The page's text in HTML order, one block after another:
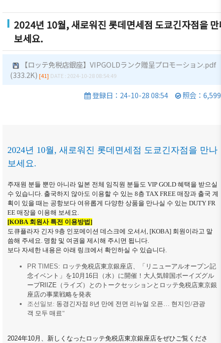
ご挨拶
設立目
的/沿革
主要事
業
東京支
部
ウェブ
アクセ
シビリ
ティ方
韓企連
会員加
入
会員権
利·義務
·特典
会員社
検索/リ
総覧
FAQ
お問い
合わせ
分科委
クラブ
（同好
会員社
お知ら
せ
インタ
ビュー/
寄稿
ベント
商情報
セミナ
イベン
スレタ
活・便
利情報
関
マップ
2024년 10월, 새로워진 롯데면세점 도쿄긴자점을
보세요.
【ロッテ免税店銀座】VIPGOLDランク贈呈プロモーション.pdf
(333.2K) [41] DATE : 2024-10-28 08:54:49
登録日：24-10-28 08:54 照会：6,599
2024년 10월, 새로워진 롯데면세점 도쿄긴자점을 만나
보세요.
주재원 분들 뿐만 아니라 일본 전체 임직원 분들도 VIP GOLD 혜택을 받으실
수 있습니다. 출국하지 않아도 이용할 수 있는 8층 TAX FREE 매장과 출국 계
획이 있을 때는 공항보다 여유롭게 다양한 상품을 만나실 수 있는 DUTY FR
EE 매장을 이용해 보세요.
[KOBA 회원사 특전 이용방법]
도큐플라자 긴자 9층 인포메이션 데스크에 오셔서, [KOBA] 회원이라고 말
씀해 주세요. 명함 및 여권을 제시해 주시면 됩니다.
보다 자세한 내용은 아래 링크에서 확인하실 수 있습니다.
PR TIMES: ロッテ免税 店東京銀座店、「リニュ ーアルオープン記
念イベント」を10 月 16日（水）に開催！大人 気韓国ボーイズグル
ープRIIZE （ライズ）とのト ークセッションとロッテ免税 店東京銀
座店の事業戦略を発表
조선일보: 동경긴자점 8년 만에 전면 리뉴얼 오픈… 현지인/관광
객 모두 매료 "
2024年10 月、新しくなったロッテ免税 店東京銀座店をぜひご覧 くださ